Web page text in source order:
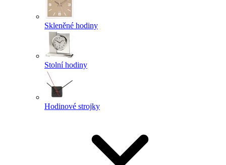
Skleněné hodiny
Stolní hodiny
Hodinové strojky